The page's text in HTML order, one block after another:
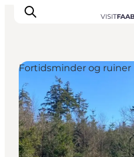
Overnatning
Spisesteder
Oplevelser
Øhop
Fortidsminder og ruiner